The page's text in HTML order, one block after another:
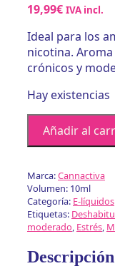
19,99€ IVA incl.
Ideal para los
nicotina.
crónicos y
Hay existencias
líquido
500mg
Mint
(5%
CBD
Full
Spectrum)
de
Añadir al
Marca:Cannactiva
Volumen: 10ml
Categoría: E-líquidos
Etiquetas:
moderado, Estrés,
Descripción